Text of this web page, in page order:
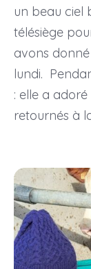
un beau ciel
télésiège
avons
lundi.
: elle a
retournés à